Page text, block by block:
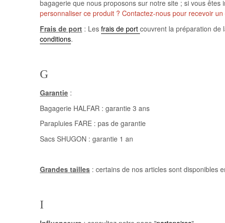
bagagerie que nous proposons sur notre site ; si vous
personnaliser ce produit ? Contactez-nous pour recevoir un
Frais de port : Les frais de port couvrent la préparation de
conditions.
G
Garantie :
Bagagerie HALFAR : garantie 3 ans
Parapluies FARE : pas de garantie
Sacs SHUGON : garantie 1 an
Grandes tailles : certains de nos articles sont disponibles
I